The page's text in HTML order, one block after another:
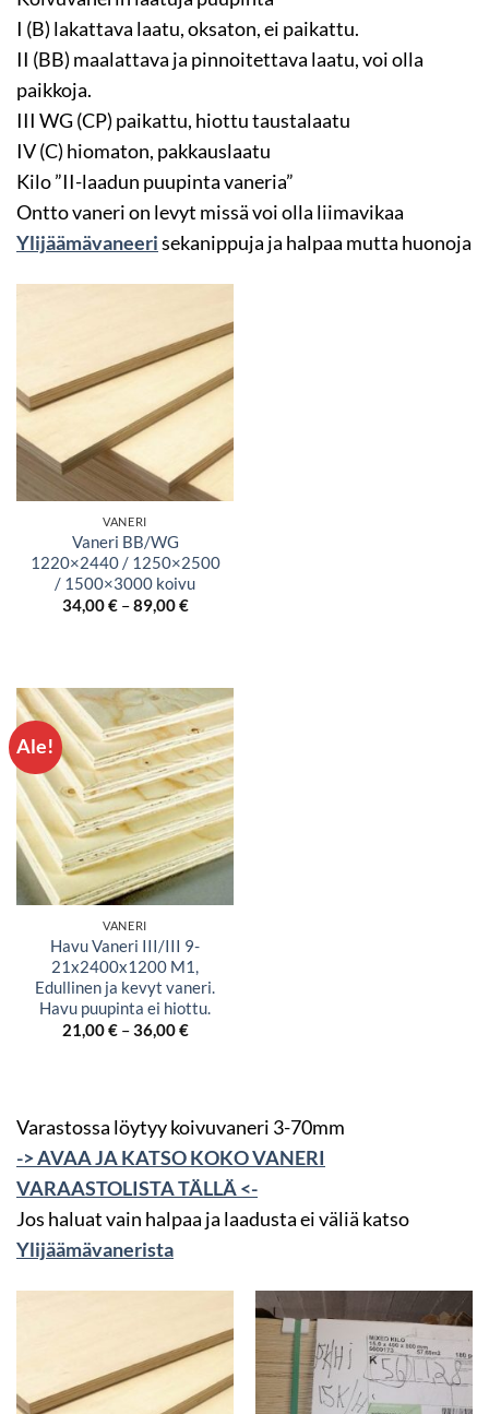
I (B) lakattava laatu, oksaton, ei paikattu.
II (BB) maalattava ja pinnoitettava laatu, voi olla
paikkoja.
III WG (CP) paikattu, hiottu taustalaatu
IV (C) hiomaton, pakkauslaatu
Kilo ”II-laadun puupinta vaneria”
Ontto vaneri on levyt missä voi olla liimavikaa
Ylijäämävaneerisekanippuja ja halpaa mutta huonoja
VANERI
Vaneri BB/WG
1220×2440 / 1250×2500
/ 1500×3000 koivu
34,00€ –89,00€Hintaluokka:
Ale!
VANERI
Havu Vaneri III/III 9-
21x2400x1200 M1,
Edullinen ja kevyt vaneri.
Havu puupinta ei hiottu.
21,00€ –36,00€Hintaluokka:
Varastossa löytyy koivuvaneri 3-70mm
-> AVAA JA KATSO KOKO VANERI
VARAASTOLISTA TÄLLÄ <-
Jos haluat vain halpaa ja laadusta ei väliä katso
Ylijäämävanerista